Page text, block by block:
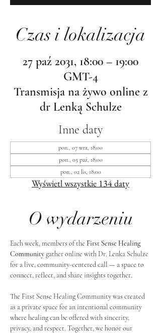
Czas i lokalizacja
27 paź 2031, 18:00 – 19:00
GMT-4
Transmisja na żywo online z
dr Lenką Schulze
Inne daty
pon., 07 wrz, 18:00
pon., 05 paź, 18:00
pon., 02 lis, 18:00
Wyświetl wszystkie 134 daty
O wydarzeniu
Each week, members of the First Sense Healing
Community gather online with Dr. Lenka Schulze
for a live, community-centered call — a space to
connect, reflect, and share insights together.
The First Sense Healing Community was created
as a private space for an intentional community
where healing can be offered with sincerity,
privacy, and respect. Together, we honor our